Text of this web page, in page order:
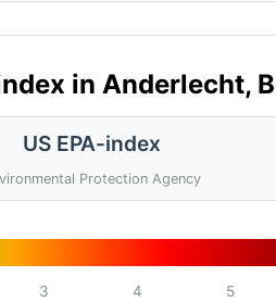
in Anderlecht,
US EPA-index
Protection Agency
3 4 5